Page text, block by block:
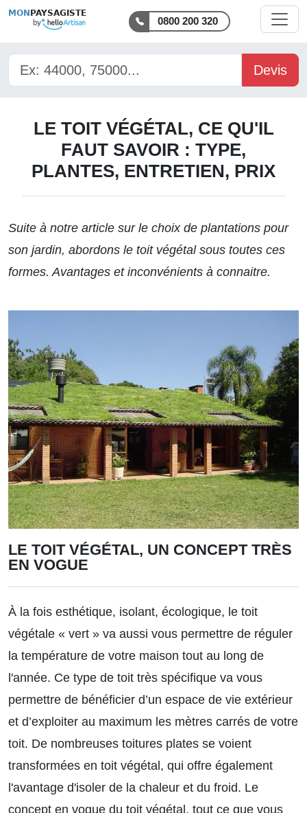
MON PAYSAGISTE
0800 200 320
Devis
LE TOIT VÉGÉTAL, CE QU'IL
FAUT SAVOIR : TYPE,
PLANTES, ENTRETIEN, PRIX
Suite à notre article sur le choix de plantations pour
son jardin, abordons le toit végétal sous toutes ces
formes. Avantages et inconvénients à connaitre.
LE TOIT VÉGÉTAL, UN CONCEPT TRÈS
EN VOGUE
À la fois esthétique, isolant, écologique, le toit
végétale « vert » va aussi vous permettre de réguler
la température de votre maison tout au long de
l'année. Ce type de toit très spécifique va vous
permettre de bénéficier d’un espace de vie extérieur
et d’exploiter au maximum les mètres carrés de votre
toit. De nombreuses toitures plates se voient
transformées en toit végétal, qui offre également
l'avantage d'isoler de la chaleur et du froid. Le
concept en vogue du toit végétal, tout ce que vous